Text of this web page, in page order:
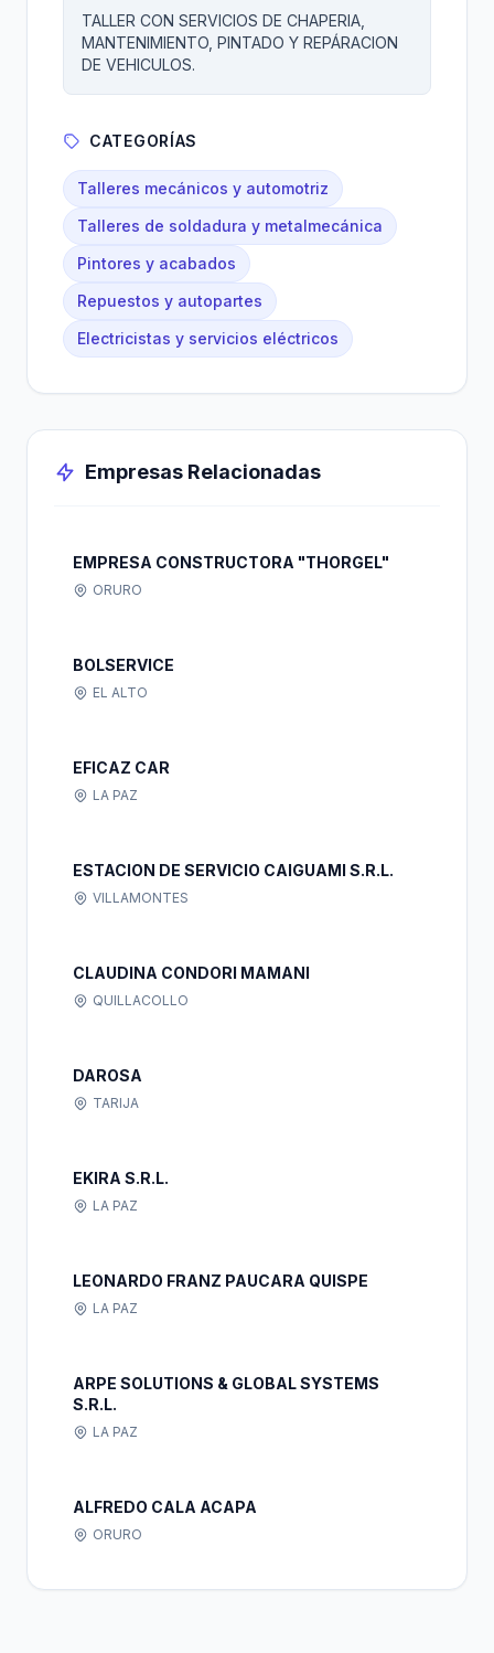
TALLER CON SERVICIOS DE CHAPERIA,
MANTENIMIENTO, PINTADO Y REPÁRACION
DE VEHICULOS.
CATEGORÍAS
Talleres mecánicos y automotriz
Talleres de soldadura y metalmecánica
Pintores y acabados
Repuestos y autopartes
Electricistas y servicios eléctricos
Empresas Relacionadas
EMPRESA CONSTRUCTORA "THORGEL"
ORURO
BOLSERVICE
EL ALTO
EFICAZ CAR
LA PAZ
ESTACION DE SERVICIO CAIGUAMI S.R.L.
VILLAMONTES
CLAUDINA CONDORI MAMANI
QUILLACOLLO
DAROSA
TARIJA
EKIRA S.R.L.
LA PAZ
LEONARDO FRANZ PAUCARA QUISPE
LA PAZ
ARPE SOLUTIONS & GLOBAL SYSTEMS
S.R.L.
LA PAZ
ALFREDO CALA ACAPA
ORURO